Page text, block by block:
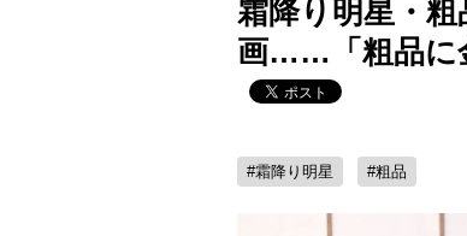
霜降り明星・
画……「粗品に
#霜降り明星 #粗品